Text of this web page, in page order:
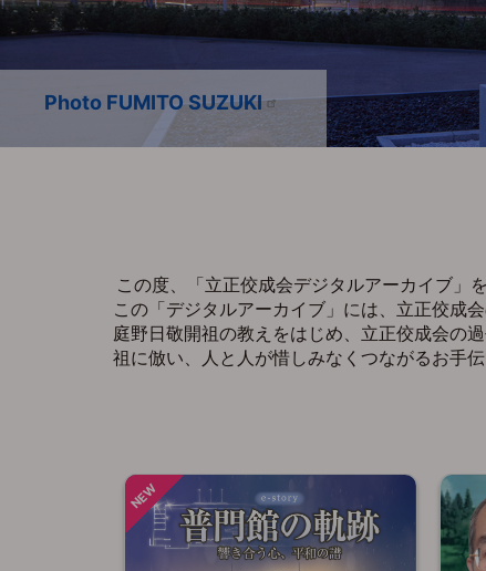
Photo FUMITO SUZUKI
WCRP 世界宗教者平和会議
WCRP 世界宗教者平和会議
お会式 1995/10/12
この度、「立正佼成会デジタルアーカイブ」
この「デジタルアーカイブ」には、立正佼成
庭野日敬開祖の教えをはじめ、立正佼成会の
祖に倣い、人と人が惜しみなくつながるお手